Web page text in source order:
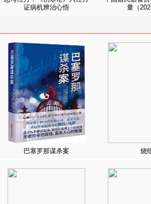
证病机辨治心悟
量（
巴塞罗那谋杀案 烧